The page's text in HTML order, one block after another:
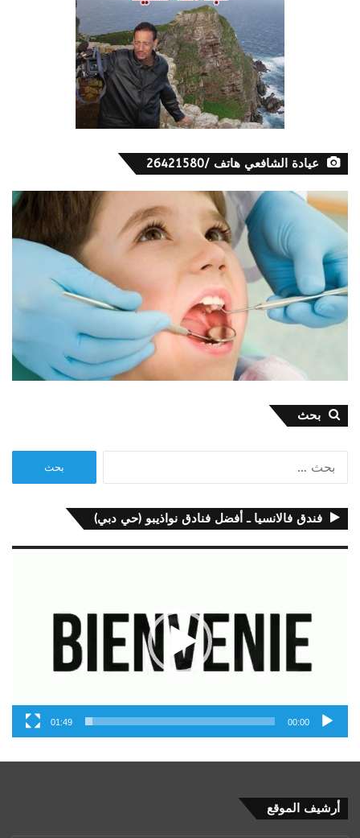
عيادة الشافعي هاتف /26421580
بحث
فندق فالانسيا ـ أفضل فنادق نواذيبو (حي دبي)
مشغل
00:00
01:49
أرشيف الموقع
أرشيف
الموقع